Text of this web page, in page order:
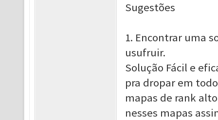
Sugestões
1. Encontrar uma
usufruir.
Solução Fácil e
pra dropar em
mapas de rank
nesses mapas